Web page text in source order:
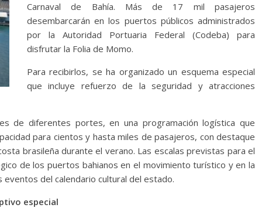
Carnaval de Bahía. Más de 17 mil pasajeros
desembarcarán en los puertos públicos administrados
por la Autoridad Portuaria Federal (Codeba) para
disfrutar la Folia de Momo.
Para recibirlos, se ha organizado un esquema especial
que incluye refuerzo de la seguridad y atracciones
de diferentes portes, en una programación logística que
para cientos y hasta miles de pasajeros, con destaque
brasileña durante el verano. Las escalas previstas para el
de los puertos bahianos en el movimiento turístico y en la
del calendario cultural del estado.
especial